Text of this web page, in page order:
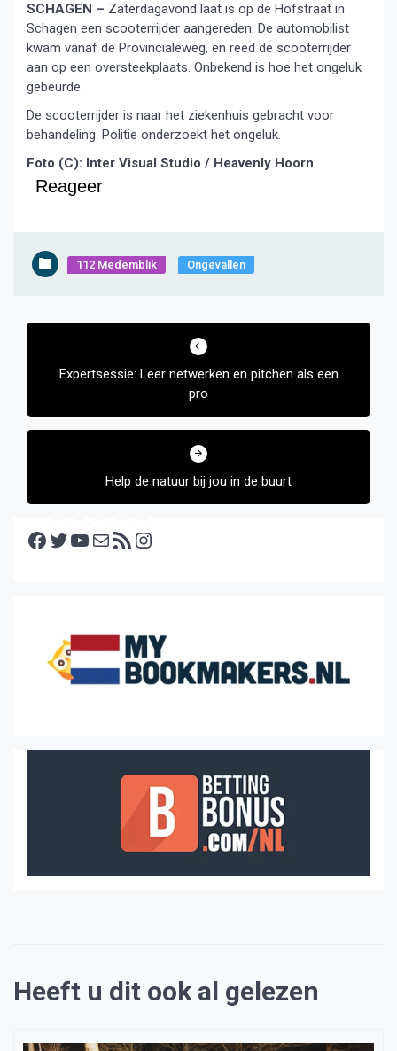
SCHAGEN – Zaterdagavond laat is op de Hofstraat in
Schagen een scooterrijder aangereden. De automobilist
kwam vanaf de Provincialeweg, en reed de scooterrijder
aan op een oversteekplaats. Onbekend is hoe het ongeluk
gebeurde.
De scooterrijder is naar het ziekenhuis gebracht voor
behandeling. Politie onderzoekt het ongeluk.
Foto (C): Inter Visual Studio / Heavenly Hoorn
Reageer
112 Medemblik Ongevallen
Bericht
Expertsessie: Leer netwerken en pitchen als een
pro
Help de natuur bij jou in de buurt
Facebook Twitter YouTube E-mail RSS feed
Heeft u dit ook al gelezen